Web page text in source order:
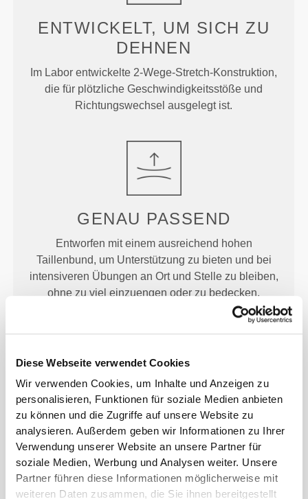
Diese Webseite verwendet Cookies
Wir verwenden Cookies, um Inhalte und Anzeigen zu
personalisieren, Funktionen für soziale Medien anbieten
zu können und die Zugriffe auf unsere Website zu
analysieren. Außerdem geben wir Informationen zu Ihrer
Verwendung unserer Website an unsere Partner für
soziale Medien, Werbung und Analysen weiter. Unsere
Partner führen diese Informationen möglicherweise mit
weiteren Daten zusammen, die Sie ihnen bereitgestellt
ENTWICKELT, UM SICH ZU
DEHNEN
Im Labor entwickelte 2-Wege-Stretch-Konstruktion,
die für plötzliche Geschwindigkeitsstöße und
Richtungswechsel ausgelegt ist.
GENAU PASSEND
Entworfen mit einem ausreichend hohen
Taillenbund, um Unterstützung zu bieten und bei
intensiveren Übungen an Ort und Stelle zu bleiben,
ohne zu viel einzuengen oder zu bedecken.
HELLGLÄNZEND
Große Momente sind für alle da, nicht nur für die
Profis. Wir haben einen UV-Lichtfaden hinzugefügt,
der dich zum Strahlen bringen soll.